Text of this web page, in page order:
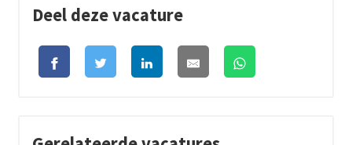
Deel deze vacature